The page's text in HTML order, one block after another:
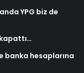
YPG biz de
banka hesaplarına